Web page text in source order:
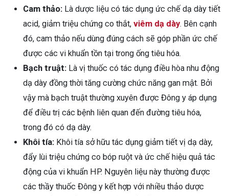
Cam thảo: Là dược liệu có tác dụng ức chế dạ dày tiết
acid, giảm triệu chứng co thắt, viêm dạ dày. Bên cạnh
đó, cam thảo nếu dùng đúng cách sẽ góp phần ức chế
được các vi khuẩn tồn tại trong ống tiêu hóa.
Bạch truật: Là vị thuốc có tác dụng điều hòa nhu động
dạ dày đồng thời tăng cường chức năng gan mật. Bởi
vậy mà bạch truật thường xuyên được Đông y áp dụng
để điều trị các bệnh liên quan đến đường tiêu hóa,
trong đó có dạ dày.
Khôi tía: Khôi tía sở hữu tác dụng giảm tiết vị dạ dày,
đẩy lùi triệu chứng co bóp ruột và ức chế hiệu quả tác
động của vi khuẩn HP. Nguyên liệu này thường được
các thầy thuốc Đông y kết hợp với nhiều thảo dược